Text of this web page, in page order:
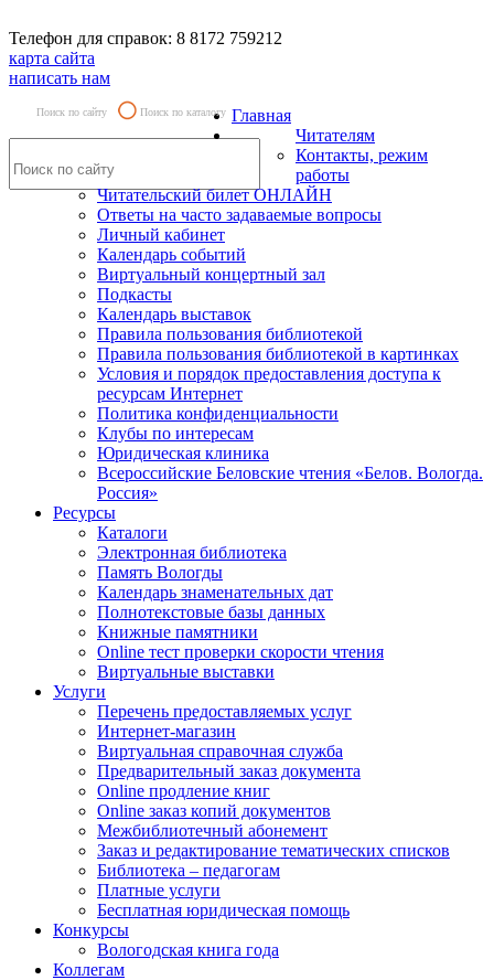
Телефон для справок: 8 8172 759212
карта сайта
написать нам
Поиск по сайту Поиск по каталогу Главная
Читателям
Контакты, режим
работы
Читательский билет ОНЛАЙН
Ответы на часто задаваемые вопросы
Личный кабинет
Календарь событий
Виртуальный концертный зал
Подкасты
Календарь выставок
Правила пользования библиотекой
Правила пользования библиотекой в картинках
Условия и порядок предоставления доступа к
ресурсам Интернет
Политика конфиденциальности
Клубы по интересам
Юридическая клиника
Всероссийские Беловские чтения «Белов. Вологда.
Россия»
Ресурсы
Каталоги
Электронная библиотека
Память Вологды
Календарь знаменательных дат
Полнотекстовые базы данных
Книжные памятники
Online тест проверки скорости чтения
Виртуальные выставки
Услуги
Перечень предоставляемых услуг
Интернет-магазин
Виртуальная справочная служба
Предварительный заказ документа
Online продление книг
Online заказ копий документов
Межбиблиотечный абонемент
Заказ и редактирование тематических списков
Библиотека – педагогам
Платные услуги
Бесплатная юридическая помощь
Конкурсы
Вологодская книга года
Коллегам